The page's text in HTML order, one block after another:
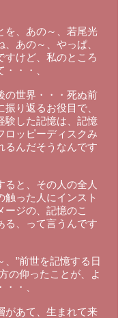
を、あの～、若尾光
あの～、やっぱ、
すけど、私のところ
・・、
の世界・・・死ぬ前
り返るお役目で、
験した記憶は、記憶
ロッピーディスクみ
るんだそうなんです
ると、その人の全人
触った人にインスト
ージの、記憶のこ
る、って言うんです
、”前世を記憶する日
の仰ったことが、よ
・、
があて、生まれて来